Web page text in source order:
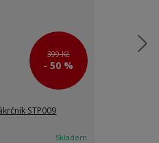
399 Kč
- 50 %
STP009
Skladem